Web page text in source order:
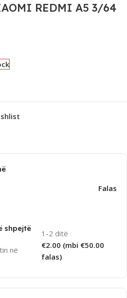
REDMI A5 3/64
Falas
shpejtë
në
1-2 ditë
€2.00 (mbi €50.00
falas)